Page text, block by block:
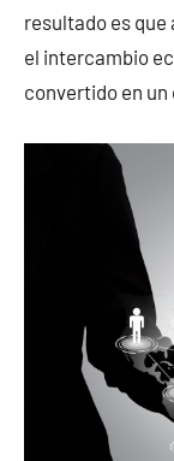
resultado es que
el intercambio
convertido en